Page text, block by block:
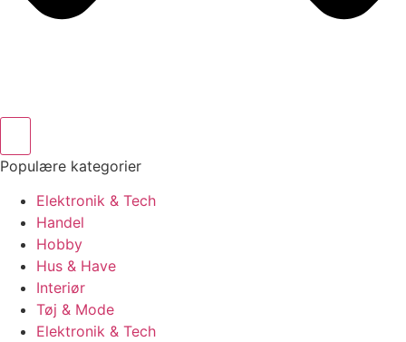
Populære kategorier
Elektronik & Tech
Handel
Hobby
Hus & Have
Interiør
Tøj & Mode
Elektronik & Tech